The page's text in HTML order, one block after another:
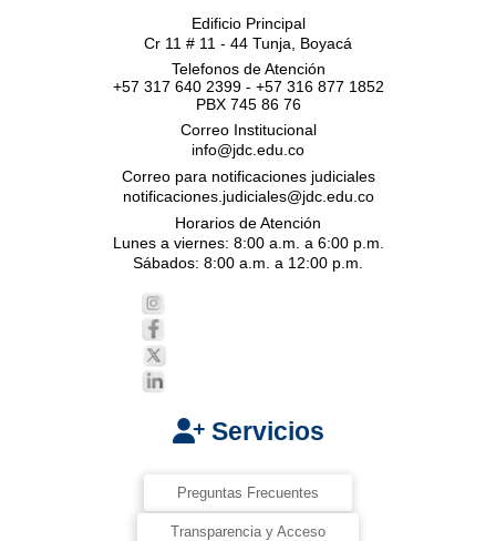
Edificio Principal
Cr 11 # 11 - 44 Tunja, Boyacá
Telefonos de Atención
+57 317 640 2399 - +57 316 877 1852
PBX 745 86 76
Correo Institucional
info@jdc.edu.co
Correo para notificaciones judiciales
notificaciones.judiciales@jdc.edu.co
Horarios de Atención
Lunes a viernes: 8:00 a.m. a 6:00 p.m.
Sábados: 8:00 a.m. a 12:00 p.m.
Servicios
Preguntas Frecuentes
Transparencia y Acceso